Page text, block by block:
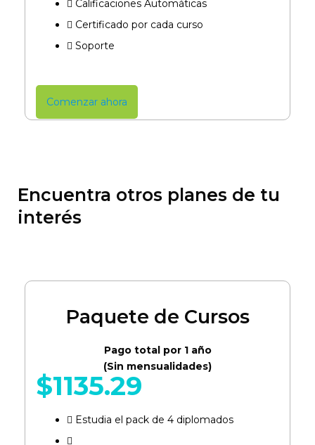
Calificaciones Automáticas
Certificado por cada curso​
Soporte
Comenzar ahora
Encuentra otros planes de tu
interés
Paquete de Cursos
Pago total por 1 año
(Sin mensualidades)
$1135.29
Estudia el pack de 4 diplomados